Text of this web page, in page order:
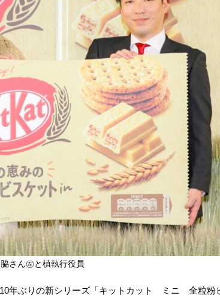
さん㊧と槙執行役員
年ぶりの新シリーズ「キットカット ミニ 全粒粉